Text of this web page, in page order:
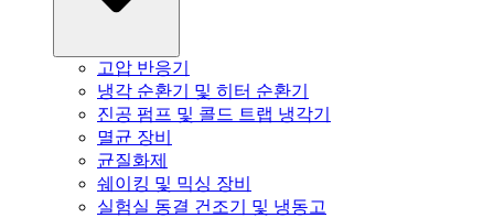
고압 반응기
냉각 순환기 및 히터 순환기
진공 펌프 및 콜드 트랩 냉각기
멸균 장비
균질화제
쉐이킹 및 믹싱 장비
실험실 동결 건조기 및 냉동고